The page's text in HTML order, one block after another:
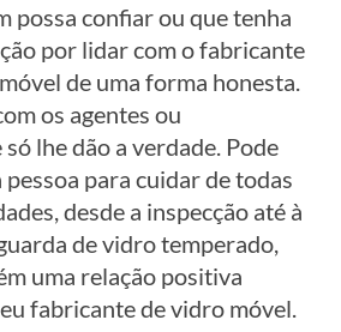
possa confiar ou que tenha
por lidar com o fabricante
de uma forma honesta.
os agentes ou
lhe dão a verdade. Pode
para cuidar de todas
desde a inspecção até à
de vidro temperado,
uma relação positiva
fabricante de vidro móvel.